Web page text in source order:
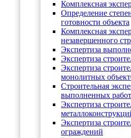
Комплексная
Определение
готовности объекта
Комплексная
незавершенного
Экспертиза
Экспертиза
Экспертиза
монолитных
Cтроительная
выполненных работ
Экспертиза
Экспертиза
ограждений